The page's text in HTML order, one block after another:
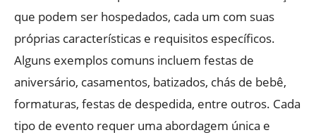
que podem ser hospedados, cada um com suas
próprias características e requisitos específicos.
Alguns exemplos comuns incluem festas de
aniversário, casamentos, batizados, chás de bebê,
formaturas, festas de despedida, entre outros. Cada
tipo de evento requer uma abordagem única e